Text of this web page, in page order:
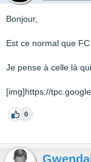
Bonjour,
Est ce normal que
Je pense à celle là
[img]https://
0